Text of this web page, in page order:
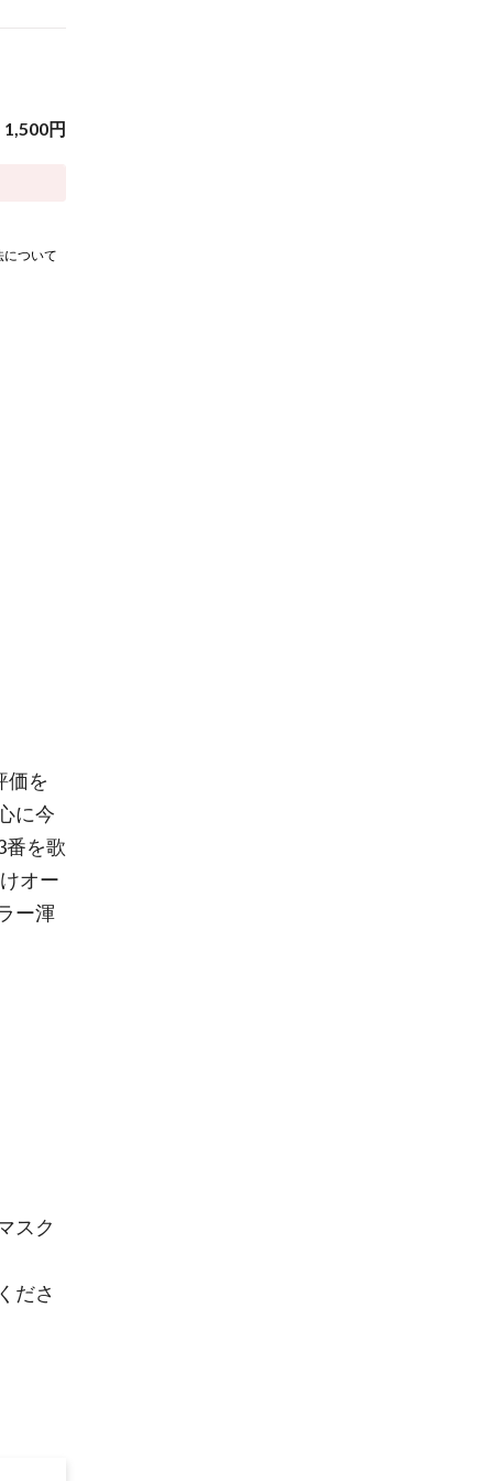
1,500円
について
価を
に今
番を歌
オー
ー渾
スク
ださ